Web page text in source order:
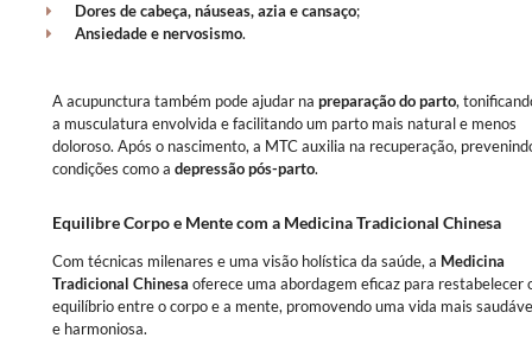
Dores de cabeça, náuseas, azia e cansaço;
Ansiedade e nervosismo.
A acupunctura também pode ajudar na preparação do parto,
a musculatura envolvida e facilitando um parto mais natural e menos
doloroso. Após o nascimento, a MTC auxilia na recuperação,
condições como a depressão pós-parto.
Equilibre Corpo e Mente com a Medicina Tradicional Chinesa
Com técnicas milenares e uma visão holística da saúde, a Medicina
Tradicional Chinesa oferece uma abordagem eficaz para restabelecer
equilíbrio entre o corpo e a mente, promovendo uma vida mais
e harmoniosa.